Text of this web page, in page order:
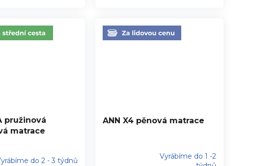
pružinová
matrace
do 2 - 3 týdnů
ANN X4 pěnová matrace
Vyrábíme do 1 -2